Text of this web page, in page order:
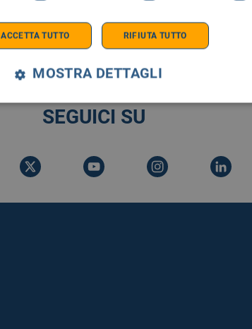
SEGUICI SU
ACCETTA TUTTO RIFIUTA TUTTO
MOSTRA DETTAGLI